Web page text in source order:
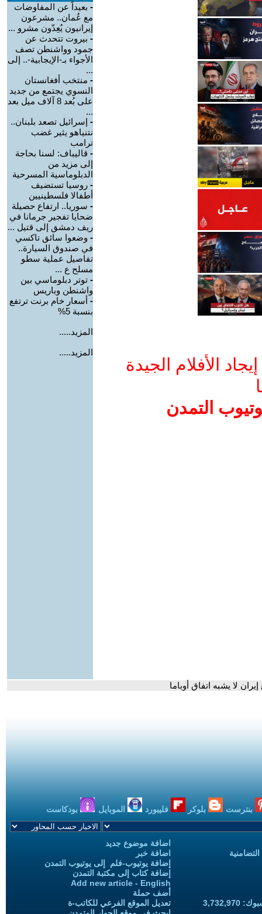
الأفلام الجيدة
التمدن
- بعيداً عن المفاوضات
مع عُمان.. مشرعون
إيرانيون يُعِدّون مشرو ...
- بيروت تتحدث عن
جمود وواشنطن تصف
الأجواء بـ-الإيجابية-.. إلى
...
- منتخب أفغانستان
النسوي يجتمع من جديد
على بُعد 8 آلاف ميل بعد
...
- إسرائيل تصعد بلبنان..
نتنياهو يثير غضب
ترامب
- قاليباف: لسنا بحاجة
إلى مزيد من
الدبلوماسية المسرحية
- روسيا تستضيف
أطفالا فلسطينيين
- سوريا.. ارتفاع حصيلة
ضحايا تفجير جرمانا في
ريف دمشق إلى قتيل ...
- وضعوا سائق تاكسي
في صندوق السيارة..
تفاصيل عملية سطو
مسلح ع ...
- توتر دبلوماسي بين
واشنطن وباريس
- أسعار خام برنت ترتفع
بنسبة 5%
المزيد.....
المزيد.....
لا يشبه اتفاق أوباما
بنترست بلوكر فليبورد الموبايل بودكاست
اضافة موضوع جديد
اضافة خبر
إضافة يوتيوب-فلم إلى يوتيوب التمدن
إضافة كتاب إلى مكتبة التمدن
Add new article - English
أضف حملة
تعديل الموقع الفرعي للكاتب-ة